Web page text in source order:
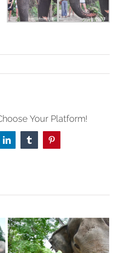
Your Platform!
LinkedInTumblrPinterest